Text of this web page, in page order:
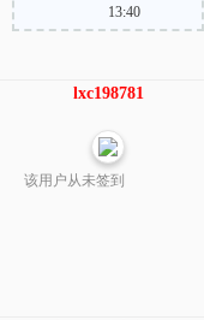
13:40
lxc198781
该用户从未签到